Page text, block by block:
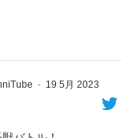
· 19 5月 2023